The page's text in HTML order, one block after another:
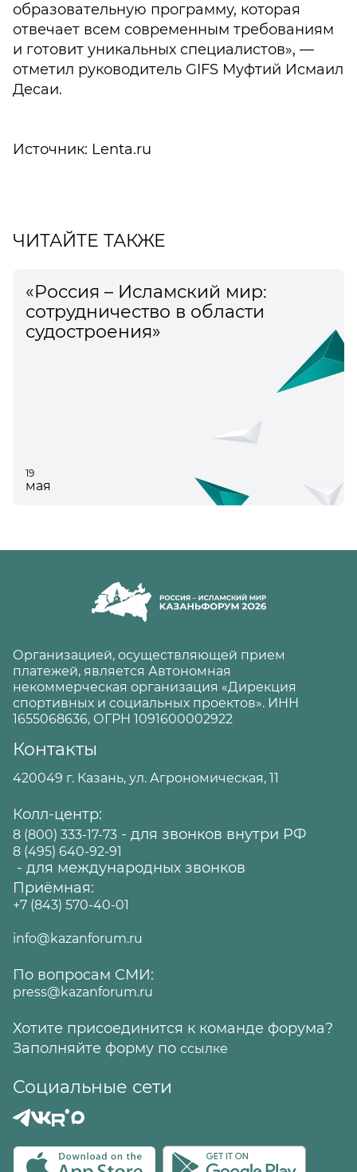
образовательную программу, которая
отвечает всем современным требованиям
и готовит уникальных специалистов», —
отметил руководитель GIFS Муфтий Исмаил
Десаи.
Источник: Lenta.ru
ЧИТАЙТЕ ТАКЖЕ
«Россия – Исламский мир:
сотрудничество в области
судостроения»
19
мая
Организацией, осуществляющей прием
платежей, является Автономная
некоммерческая организация «Дирекция
спортивных и социальных проектов». ИНН
1655068636, ОГРН 1091600002922
Контакты
420049 г. Казань, ул. Агрономическая, 11
Колл-центр:
8 (800) 333-17-73 - для звонков внутри РФ
8 (495) 640-92-91
- для международных звонков
Приёмная:
+7 (843) 570-40-01
info@kazanforum.ru
По вопросам СМИ:
press@kazanforum.ru
Хотите присоединится к команде форума?
Заполняйте форму по ссылке
Социальные сети